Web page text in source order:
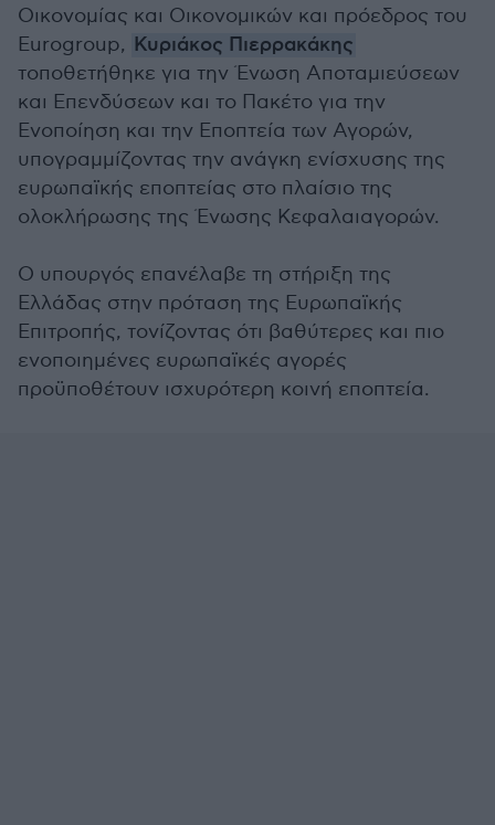
Οικονομίας και Οικονομικών και πρόεδρος του
Eurogroup, Κυριάκος Πιερρακάκης
τοποθετήθηκε για την Ένωση Αποταμιεύσεων
και Επενδύσεων και το Πακέτο για την
Ενοποίηση και την Εποπτεία των Αγορών,
υπογραμμίζοντας την ανάγκη ενίσχυσης της
ευρωπαϊκής εποπτείας στο πλαίσιο της
ολοκλήρωσης της Ένωσης Κεφαλαιαγορών.
Ο υπουργός επανέλαβε τη στήριξη της
Ελλάδας στην πρόταση της Ευρωπαϊκής
Επιτροπής, τονίζοντας ότι βαθύτερες και πιο
ενοποιημένες ευρωπαϊκές αγορές
προϋποθέτουν ισχυρότερη κοινή εποπτεία.